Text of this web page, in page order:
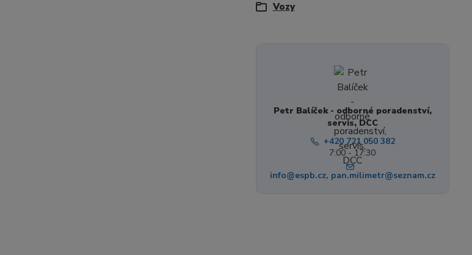
Vozy
Petr Balíček - odborné poradenství,
servis, DCC
+420 721 050 382
7:00 - 17:30
info@espb.cz, pan.milimetr@seznam.cz